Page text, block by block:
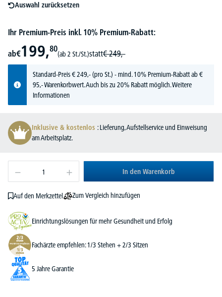
Auswahl zurücksetzen
Ihr Premium-Preis inkl. 10% Premium-Rabatt:
ab€199,80
(ab 2 St./St.)statt€ 249,-
Standard-Preis€249,-(pro St.) - mind. 10% Premium-Rabatt ab €
95,- Warenkorbwert. Auch bis zu 20% Rabatt möglich.Weitere
Informationen
Inklusive & kostenlos : Lieferung, Aufstellservice und Einweisung
am Arbeitsplatz.
In den Warenkorb
Auf den Merkzettel Zum Vergleich hinzufügen
Einrichtungslösungen für mehr Gesundheit und Erfolg
Fachärzte empfehlen: 1/3 Stehen + 2/3 Sitzen
5 Jahre Garantie